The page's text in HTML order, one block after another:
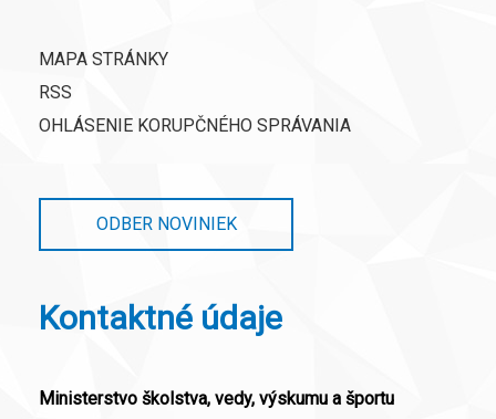
MAPA STRÁNKY
RSS
OHLÁSENIE KORUPČNÉHO SPRÁVANIA
ODBER NOVINIEK
Kontaktné údaje
Ministerstvo školstva, vedy, výskumu a športu